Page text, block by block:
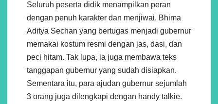
Seluruh peserta didik menampilkan peran
dengan penuh karakter dan menjiwai. Bhima
Aditya Sechan yang bertugas menjadi gubernur
memakai kostum resmi dengan jas, dasi, dan
peci hitam. Tak lupa, ia juga membawa teks
tanggapan gubernur yang sudah disiapkan.
Sementara itu, para ajudan gubernur sejumlah
3 orang juga dilengkapi dengan handy talkie.